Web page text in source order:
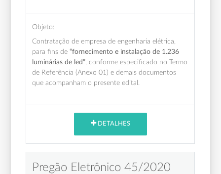
Objeto:
Contratação de empresa de engenharia elétrica,
para fins de “fornecimento e instalação de 1.236
luminárias de led” conforme especificado no Termo
de Referência (Anexo 01) e demais documentos
que acompanham o presente edital.
DETALHES
Pregão Eletrônico 45/2020